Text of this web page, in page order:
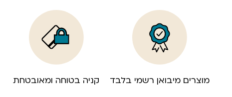
מוצרים מיבואן רשמי בלבד קניה בטוחה ומאובטחת